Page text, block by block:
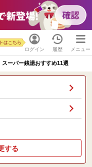
ログイン
はこちら
履歴 メニュー
ーパー銭湯おすすめ11選
する